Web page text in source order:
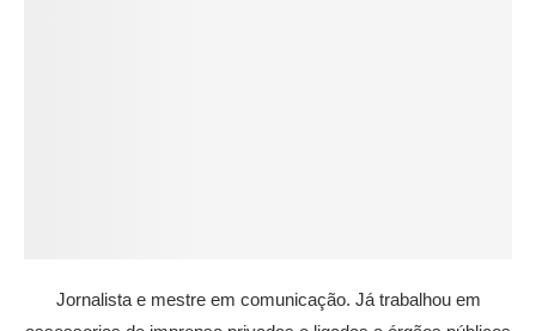
Jornalista e mestre em comunicação. Já trabalhou em